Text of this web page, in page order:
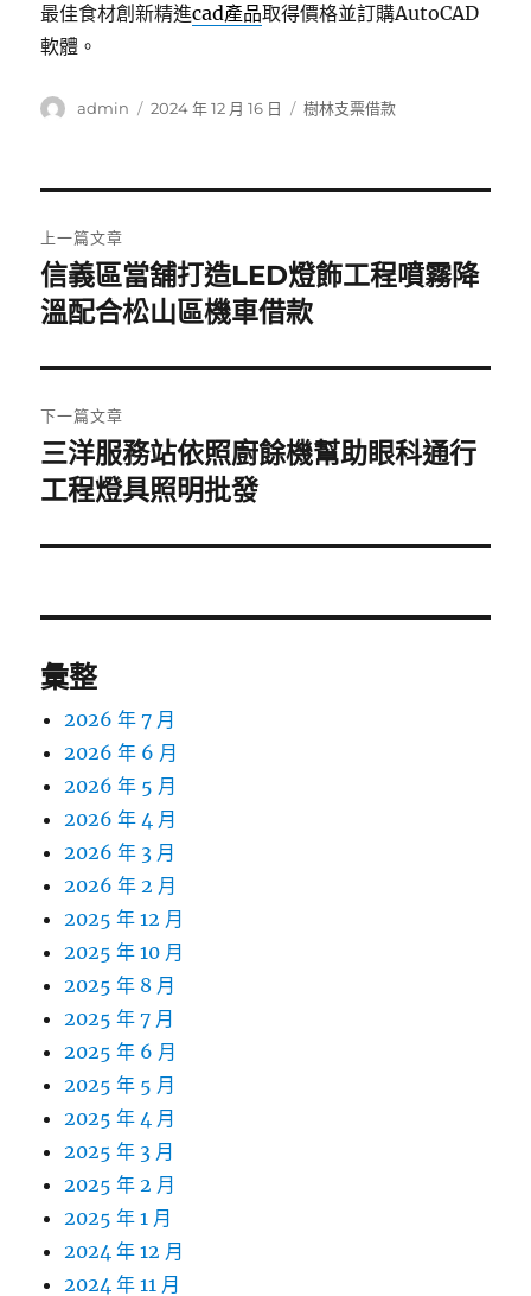
最佳食材創新精進cad產品取得價格並訂購AutoCAD
軟體。
作
admin
發
2024 年 12 月 16 日
分
樹林支票借款
章
導
覽
上一篇文章
上
一
文
章:
信義區當舖打造LED燈飾工程噴霧降
溫配合松山區機車借款
下一篇文章
下
一
文
三洋服務站依照廚餘機幫助眼科通行
工程燈具照明批發
彙整
2026 年 7 月
2026 年 6 月
2026 年 5 月
2026 年 4 月
2026 年 3 月
2026 年 2 月
2025 年 12 月
2025 年 10 月
2025 年 8 月
2025 年 7 月
2025 年 6 月
2025 年 5 月
2025 年 4 月
2025 年 3 月
2025 年 2 月
2025 年 1 月
2024 年 12 月
2024 年 11 月